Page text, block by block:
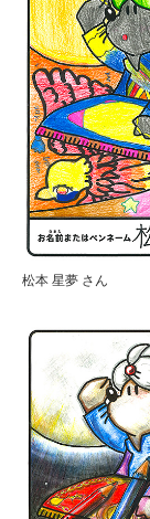
松本 星夢 さん